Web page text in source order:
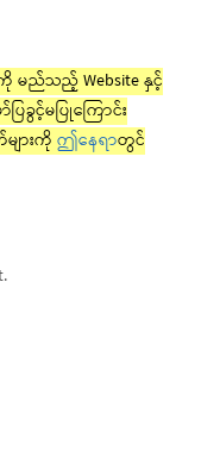
ကို မည်သည့် Website နှင့်
ြခွင့်မပြုကြောင်း
ားကို ဤနေရာတွင်